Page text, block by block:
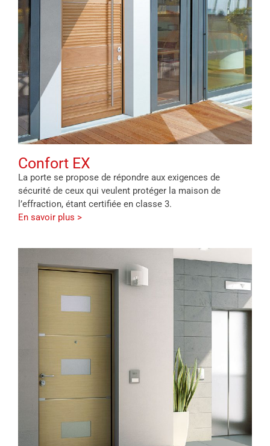
Confort EX
La porte se propose de répondre aux exigences de
sécurité de ceux qui veulent protéger la maison de
l’effraction, étant certifiée en classe 3.
En savoir plus >